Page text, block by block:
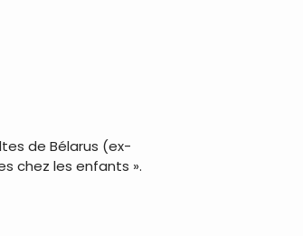
de Bélarus (ex-
chez les enfants ».